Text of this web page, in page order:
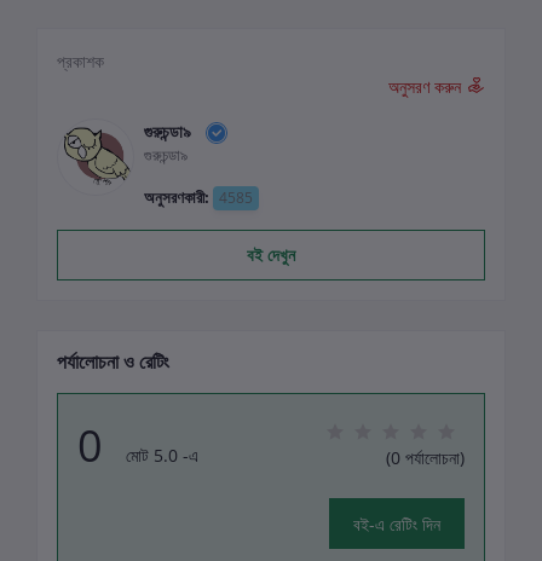
প্রকাশক
অনুসরণ করুন
গুরুচন্ডা৯
গুরুচন্ডা৯
অনুসরণকারী: 4585
বই দেখুন
পর্যালোচনা ও রেটিং
0 মোট 5.0 -এ (0 পর্যালোচনা)
বই-এ রেটিং দিন